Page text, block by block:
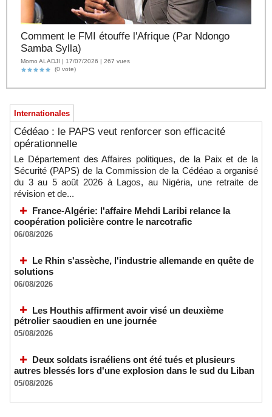
Comment le FMI étouffe l'Afrique (Par Ndongo
Samba Sylla)
Momo ALADJI | 17/07/2026 | 267 vues
(0 vote)
Internationales
Cédéao : le PAPS veut renforcer son efficacité
opérationnelle
Le Département des Affaires politiques, de la Paix et de la
Sécurité (PAPS) de la Commission de la Cédéao a organisé
du 3 au 5 août 2026 à Lagos, au Nigéria, une retraite de
révision et de...
France-Algérie: l'affaire Mehdi Laribi relance la
coopération policière contre le narcotrafic
06/08/2026
Le Rhin s'assèche, l'industrie allemande en quête de
solutions
06/08/2026
Les Houthis affirment avoir visé un deuxième
pétrolier saoudien en une journée
05/08/2026
Deux soldats israéliens ont été tués et plusieurs
autres blessés lors d'une explosion dans le sud du Liban
05/08/2026